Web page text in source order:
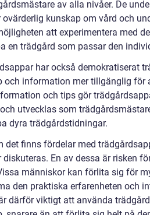
av alla nivåer. De
ovärderlig kunskap om vård och
att experimentera med
en trädgård som passar den
har också demokratiserat
och information mer tillgänglig för
och tips gör
utvecklas som
dyra trädgårdstidningar.
det finns fördelar med
diskuteras. En av dessa är risken
människor kan förlita sig för
den praktiska erfarenheten och
därför viktigt att använda